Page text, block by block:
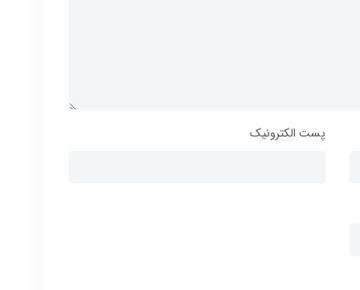
پست الکترونیک